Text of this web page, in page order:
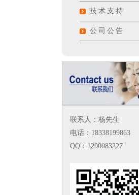
技术支持
公司公告
联系人：杨先生
电话：18338199863
QQ：1290083227